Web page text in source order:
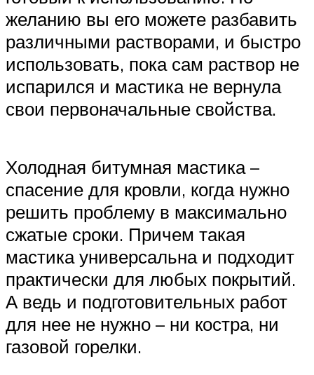
желанию вы его можете разбавить
различными растворами, и быстро
использовать, пока сам раствор не
испарился и мастика не вернула
свои первоначальные свойства.
Холодная битумная мастика –
спасение для кровли, когда нужно
решить проблему в максимально
сжатые сроки. Причем такая
мастика универсальна и подходит
практически для любых покрытий.
А ведь и подготовительных работ
для нее не нужно – ни костра, ни
газовой горелки.